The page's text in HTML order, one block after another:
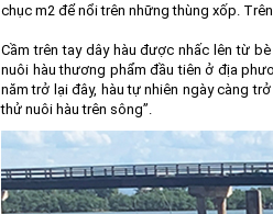
chục m2 để nổi trên những thùng xốp.
Cầm trên tay dây hàu được nhấc lên từ
nuôi hàu thương phẩm đầu tiên ở địa
năm trở lại đây, hàu tự nhiên ngày càng
thử nuôi hàu trên sông”.